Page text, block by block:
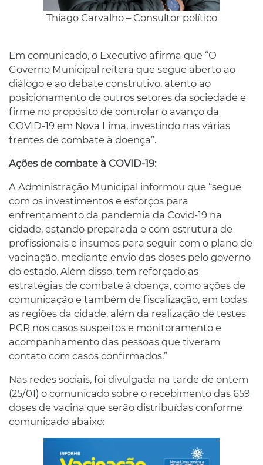
Thiago Carvalho – Consultor político
Em comunicado, o Executivo afirma que “O
Governo Municipal reitera que segue aberto ao
diálogo e ao debate construtivo, atento ao
posicionamento de outros setores da sociedade e
firme no propósito de controlar o avanço da
COVID-19 em Nova Lima, investindo nas várias
frentes de combate à doença”.
Ações de combate à COVID-19:
A Administração Municipal informou que “segue
com os investimentos e esforços para
enfrentamento da pandemia da Covid-19 na
cidade, estando preparada e com estrutura de
profissionais e insumos para seguir com o plano de
vacinação, mediante envio das doses pelo governo
do estado. Além disso, tem reforçado as
estratégias de combate à doença, como ações de
comunicação e também de fiscalização, em todas
as regiões da cidade, além da realização de testes
PCR nos casos suspeitos e monitoramento e
acompanhamento das pessoas que tiveram
contato com casos confirmados.”
Nas redes sociais, foi divulgada na tarde de ontem
(25/01) o comunicado sobre o recebimento das 659
doses de vacina que serão distribuídas conforme
comunicado abaixo: